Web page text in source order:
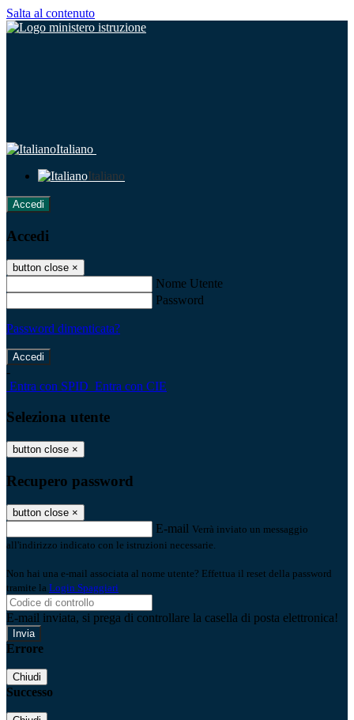
Salta al contenuto
Italiano
Italiano
Accedi
Accedi
button close ×
Nome Utente
Password
Password dimenticata?
-
Entra con SPID Entra con CIE
Seleziona utente
button close ×
Recupero password
button close ×
E-mail Verrà inviato un messaggio
all'indirizzo indicato con le istruzioni necessarie.
Non hai una e-mail associata al nome utente? Effettua il reset della password
tramite la Login Spaggiari
E-mail inviata, si prega di controllare la casella di posta elettronica!
Errore
Chiudi
Successo